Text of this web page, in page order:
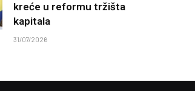
kreće u reformu tržišta
kapitala
31/07/2026